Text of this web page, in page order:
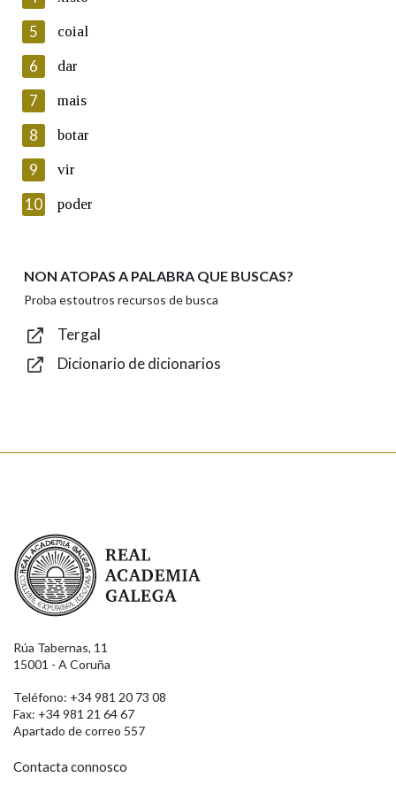
Lin e acepto as condicións da política de
Introduce o código que aparece na imaxe:
Texto de verificación
Enviar
5 coial
6 dar
7 mais
8 botar
9 vir
10 poder
NON ATOPAS A PALABRA QUE BUSCAS?
Proba estoutros recursos de busca
Tergal
Dicionario de dicionarios
Real Academia Galega
Rúa Tabernas, 11
15001 - A Coruña
Teléfono: +34 981 20 73 08
Fax: +34 981 21 64 67
Apartado de correo 557
Contacta connosco